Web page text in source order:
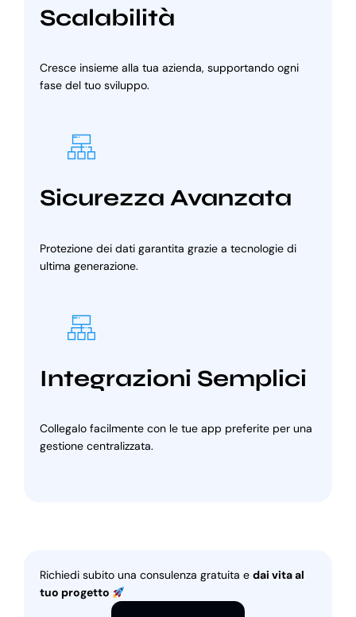
Scalabilità
Cresce insieme alla tua azienda, supportando ogni
fase del tuo sviluppo.
Sicurezza Avanzata
Protezione dei dati garantita grazie a tecnologie di
ultima generazione.
Integrazioni Semplici
Collegalo facilmente con le tue app preferite per una
gestione centralizzata.
Richiedi subito una consulenza gratuita e dai vita al
tuo progetto